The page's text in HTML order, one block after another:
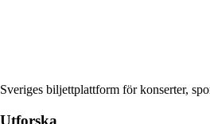
Sveriges biljettplattform för konserter,
Utforska